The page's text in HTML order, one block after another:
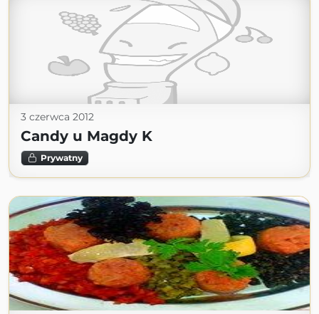
3 czerwca 2012
Candy u Magdy K
Prywatny